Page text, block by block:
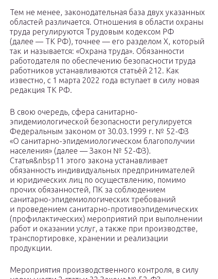
Тем не менее, законодательная база двух указанных
областей различается. Отношения в области охраны
труда регулируются Трудовым кодексом РФ
(далее — ТК РФ), точнее — его разделом Х, который
так и называется: «Охрана труда». Обязанности
работодателя по обеспечению безопасности труда
работников устанавливаются статьёй 212. Как
известно, с 1 марта 2022 года вступает в силу новая
редакция ТК РФ.
В свою очередь, сфера санитарно-
эпидемиологической безопасности регулируется
Федеральным законом от 30.03.1999 г. № 52-ФЗ
«О санитарно-эпидемиологическом благополучии
населения» (далее — Закон № 52-ФЗ).
Статья&nbsp11 этого закона устанавливает
обязанность индивидуальных предпринимателей
и юридических лиц по осуществлению, помимо
прочих обязанностей, ПК за соблюдением
санитарно-эпидемиологических требований
и проведением санитарно-противоэпидемических
(профилактических) мероприятий при выполнении
работ и оказании услуг, а также при производстве,
транспортировке, хранении и реализации
продукции.
Мероприятия производственного контроля, в силу